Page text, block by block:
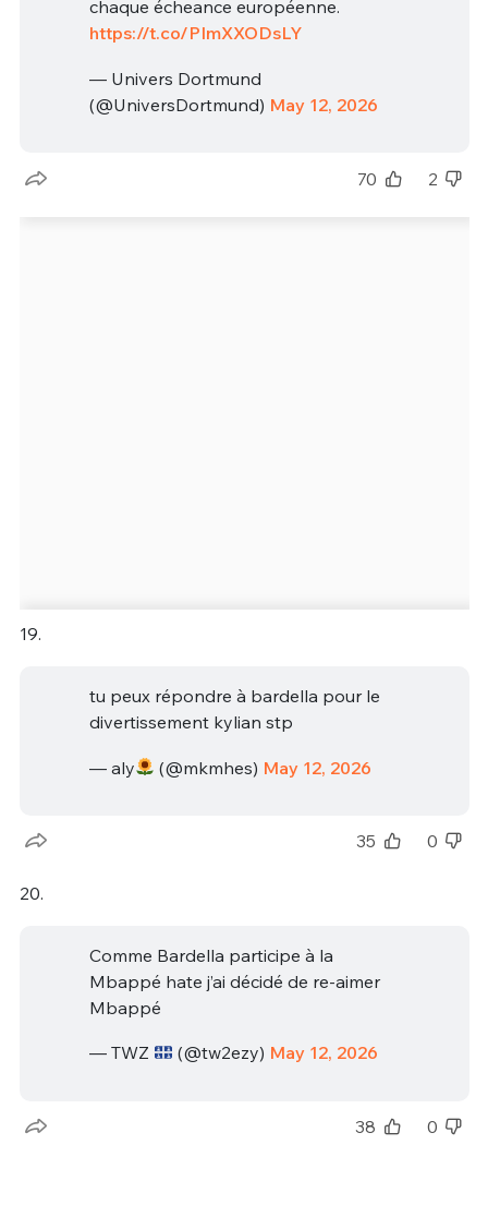
chaque écheance européenne.
https://t.co/PImXXODsLY
— Univers Dortmund
(@UniversDortmund) May 12, 2026
70 2
19.
tu peux répondre à bardella pour le
divertissement kylian stp
— aly (@mkmhes) May 12, 2026
35 0
20.
Comme Bardella participe à la
Mbappé hate j’ai décidé de re-aimer
Mbappé
— TWZ (@tw2ezy) May 12, 2026
38 0